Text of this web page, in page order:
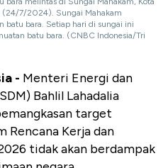
(24/7/2024). Sungai Mahakam
batu bara. Setiap hari di sungai ini
batu bara. (CNBC Indonesia/Tri
- Menteri Energi dan
Bahlil Lahadalia
target
Rencana Kerja dan
tidak akan berdampak